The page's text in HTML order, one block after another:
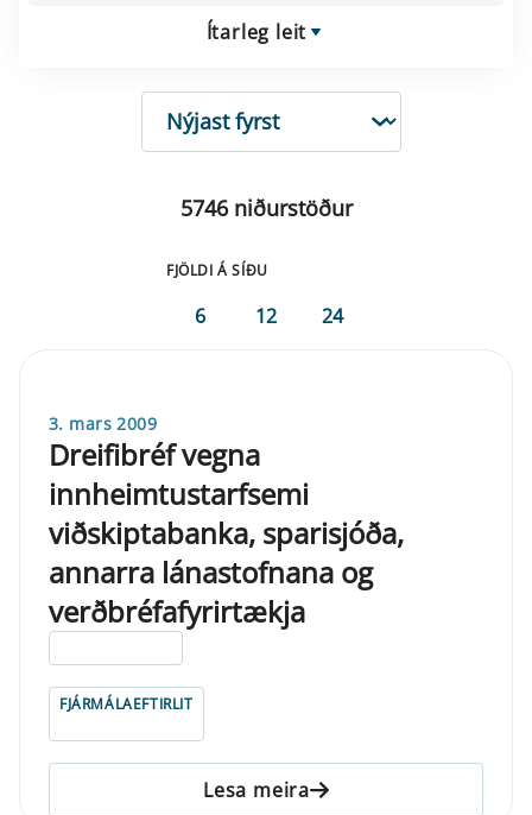
Ítarleg leit
RÖÐUN
5746 niðurstöður
FJÖLDI Á SÍÐU
6 12 24
3. mars 2009
Dreifibréf vegna
innheimtustarfsemi
viðskiptabanka, sparisjóða,
annarra lánastofnana og
verðbréfafyrirtækja
FJÁRMÁLAEFTIRLIT
Lesa meira